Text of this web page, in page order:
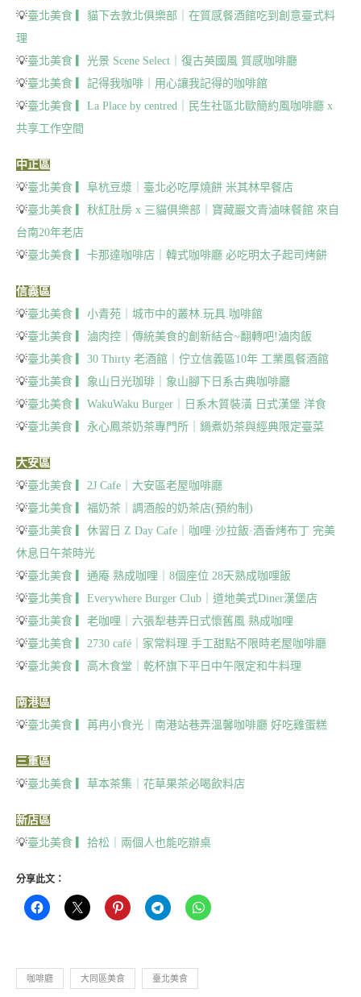
💡臺北美食 ▎貓下去敦北俱樂部｜在質感餐酒館吃到創意臺式料
理
💡臺北美食 ▎光景 Scene Select｜復古英國風 質感咖啡廳
💡臺北美食 ▎記得我咖啡｜用心讓我記得的咖啡館
💡臺北美食 ▎La Place by centred｜民生社區北歐簡約風咖啡廳 x
共享工作空間
中正區
💡臺北美食 ▎阜杭豆漿｜臺北必吃厚燒餅 米其林早餐店
💡臺北美食 ▎秋紅肚房 x 三貓俱樂部｜寶藏巖文青滷味餐館 來自
台南20年老店
💡臺北美食 ▎卡那達咖啡店｜韓式咖啡廳 必吃明太子起司烤餅
信義區
💡臺北美食 ▎小青苑｜城市中的叢林.玩具.咖啡館
💡臺北美食 ▎滷肉控｜傳統美食的創新結合~翻轉吧!滷肉飯
💡臺北美食 ▎30 Thirty 老酒館｜佇立信義區10年 工業風餐酒館
💡臺北美食 ▎象山日光珈琲｜象山腳下日系古典咖啡廳
💡臺北美食 ▎WakuWaku Burger｜日系木質裝潢 日式漢堡 洋食
💡臺北美食 ▎永心鳳茶奶茶專門所｜鍋煮奶茶與經典限定臺菜
大安區
💡臺北美食 ▎2J Cafe｜大安區老屋咖啡廳
💡臺北美食 ▎福奶茶｜調酒般的奶茶店(預約制)
💡臺北美食 ▎休習日 Z Day Cafe｜咖哩·沙拉飯·酒香烤布丁 完美
休息日午茶時光
💡臺北美食 ▎通庵 熟成咖哩｜8個座位 28天熟成咖哩飯
💡臺北美食 ▎Everywhere Burger Club｜道地美式Diner漢堡店
💡臺北美食 ▎老咖哩｜六張犁巷弄日式懷舊風 熟成咖哩
💡臺北美食 ▎2730 café｜家常料理.手工甜點不限時老屋咖啡廳
💡臺北美食 ▎高木食堂｜乾杯旗下平日中午限定和牛料理
南港區
💡臺北美食 ▎苒冉小食光｜南港站巷弄溫馨咖啡廳 好吃雞蛋糕
三重區
💡臺北美食 ▎草本茶集｜花草果茶必喝飲料店
新店區
💡臺北美食 ▎拾松｜兩個人也能吃辦桌
分享此文：
咖啡廳 大同區美食 臺北美食